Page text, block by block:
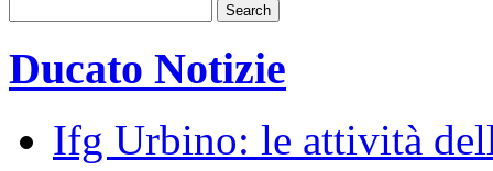
Ducato Notizie
Ifg Urbino: le attività